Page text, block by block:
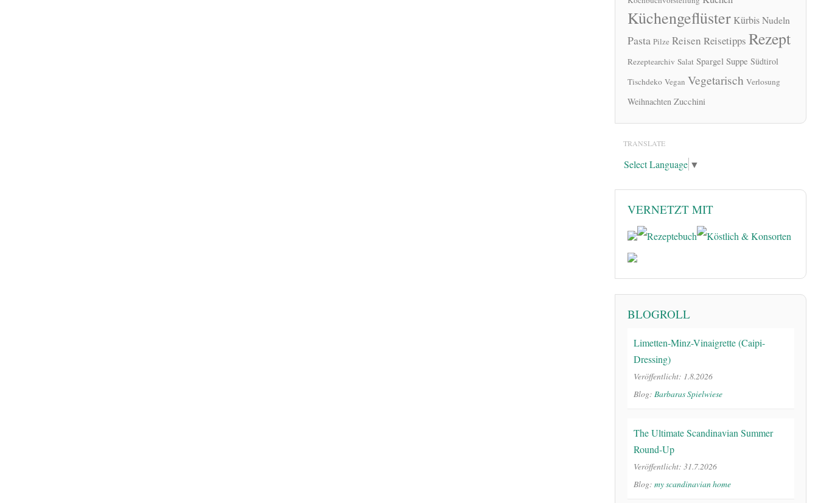
Küchengeflüster KürbisNudeln
Pasta Pilze Reisen Reisetipps Rezept
Rezeptearchiv Salat Spargel Suppe Südtirol
Tischdeko Vegan Vegetarisch Verlosung
Weihnachten Zucchini
TRANSLATE
Select Language ▼
VERNETZT MIT
BLOGROLL
Limetten-Minz-Vinaigrette (Caipi-
Dressing)
Veröffentlicht: 1.8.2026
Blog: Barbaras Spielwiese
The Ultimate Scandinavian Summer
Round-Up
Veröffentlicht: 31.7.2026
Blog: my scandinavian home